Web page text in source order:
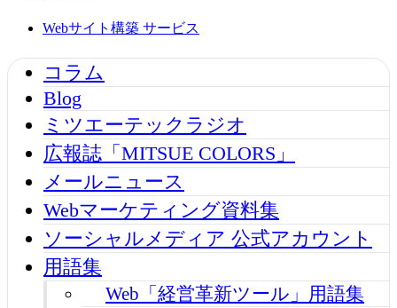
Webサイト構築 サービス
コラム
Blog
ミツエーテックラジオ
広報誌「MITSUE COLORS」
メールニュース
Webマーケティング資料集
ソーシャルメディア 公式アカウント
用語集
Web「経営革新ツール」用語集